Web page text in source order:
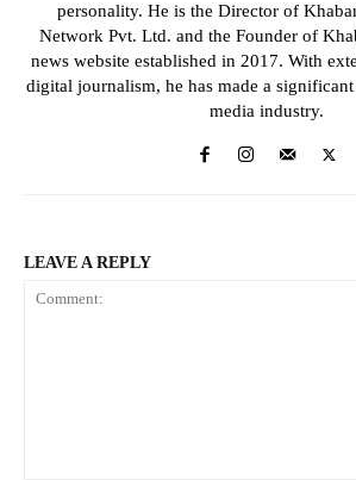
personality. He is the Director of
Network Pvt. Ltd. and the Founder of
news website established in 2017. With
digital journalism, he has made a
media industry.
LEAVE A REPLY